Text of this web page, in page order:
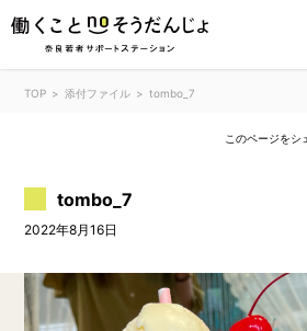
TOP 添付ファイル tombo_7
このページをシ
tombo_7
2022年8月16日